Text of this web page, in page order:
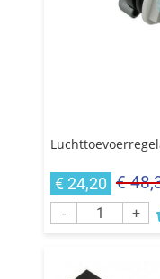
€ 24,20 €
- +